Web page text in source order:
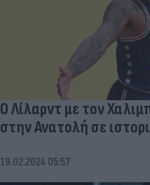
Ο Λίλαρντ με τον
στην Ανατολή σε
19.02.2024 05:57